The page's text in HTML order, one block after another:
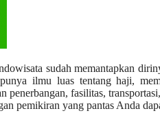
sudah memantapkan
ilmu luas tentang haji,
fasilitas,
pemikiran yang pantas Anda